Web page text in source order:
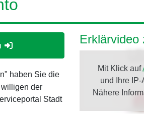
haben Sie die
der
Stadt
Erklärvideo
Mit Klick auf
und Ihre
Nähere